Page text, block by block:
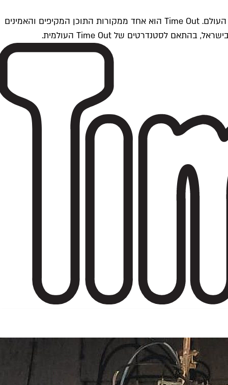
Time Outתל אביב הוא חלק מרשת Time Out Global — רשת מדיה בינלאומית הפועלת ב-360 ערים מרכזיות וב-60 מדינות ברחבי העולם. Time Out הוא אחד ממקורות התוכן המקיפים והאמינים